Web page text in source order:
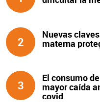
2
Nuevas
materna
3
El consumo
mayor caída
covid